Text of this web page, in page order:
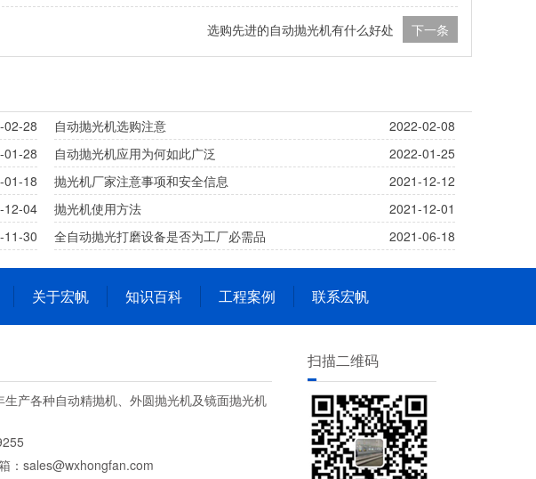
选购先进的自动抛光机有什么好处 下一条
02-28 自动抛光机选购注意
2022-02-08
01-28 自动抛光机应用为何如此广泛
2022-01-25
01-18 抛光机厂家注意事项和安全信息
2021-12-12
12-04 抛光机使用方法
2021-12-01
11-30 全自动抛光打磨设备是否为工厂必需品 2021-06-18
关于宏帆 知识百科 工程案例 联系宏帆
产各种自动精抛机、外圆抛光机及镜面抛光机
：sales@wxhongfan.com
扫描二维码